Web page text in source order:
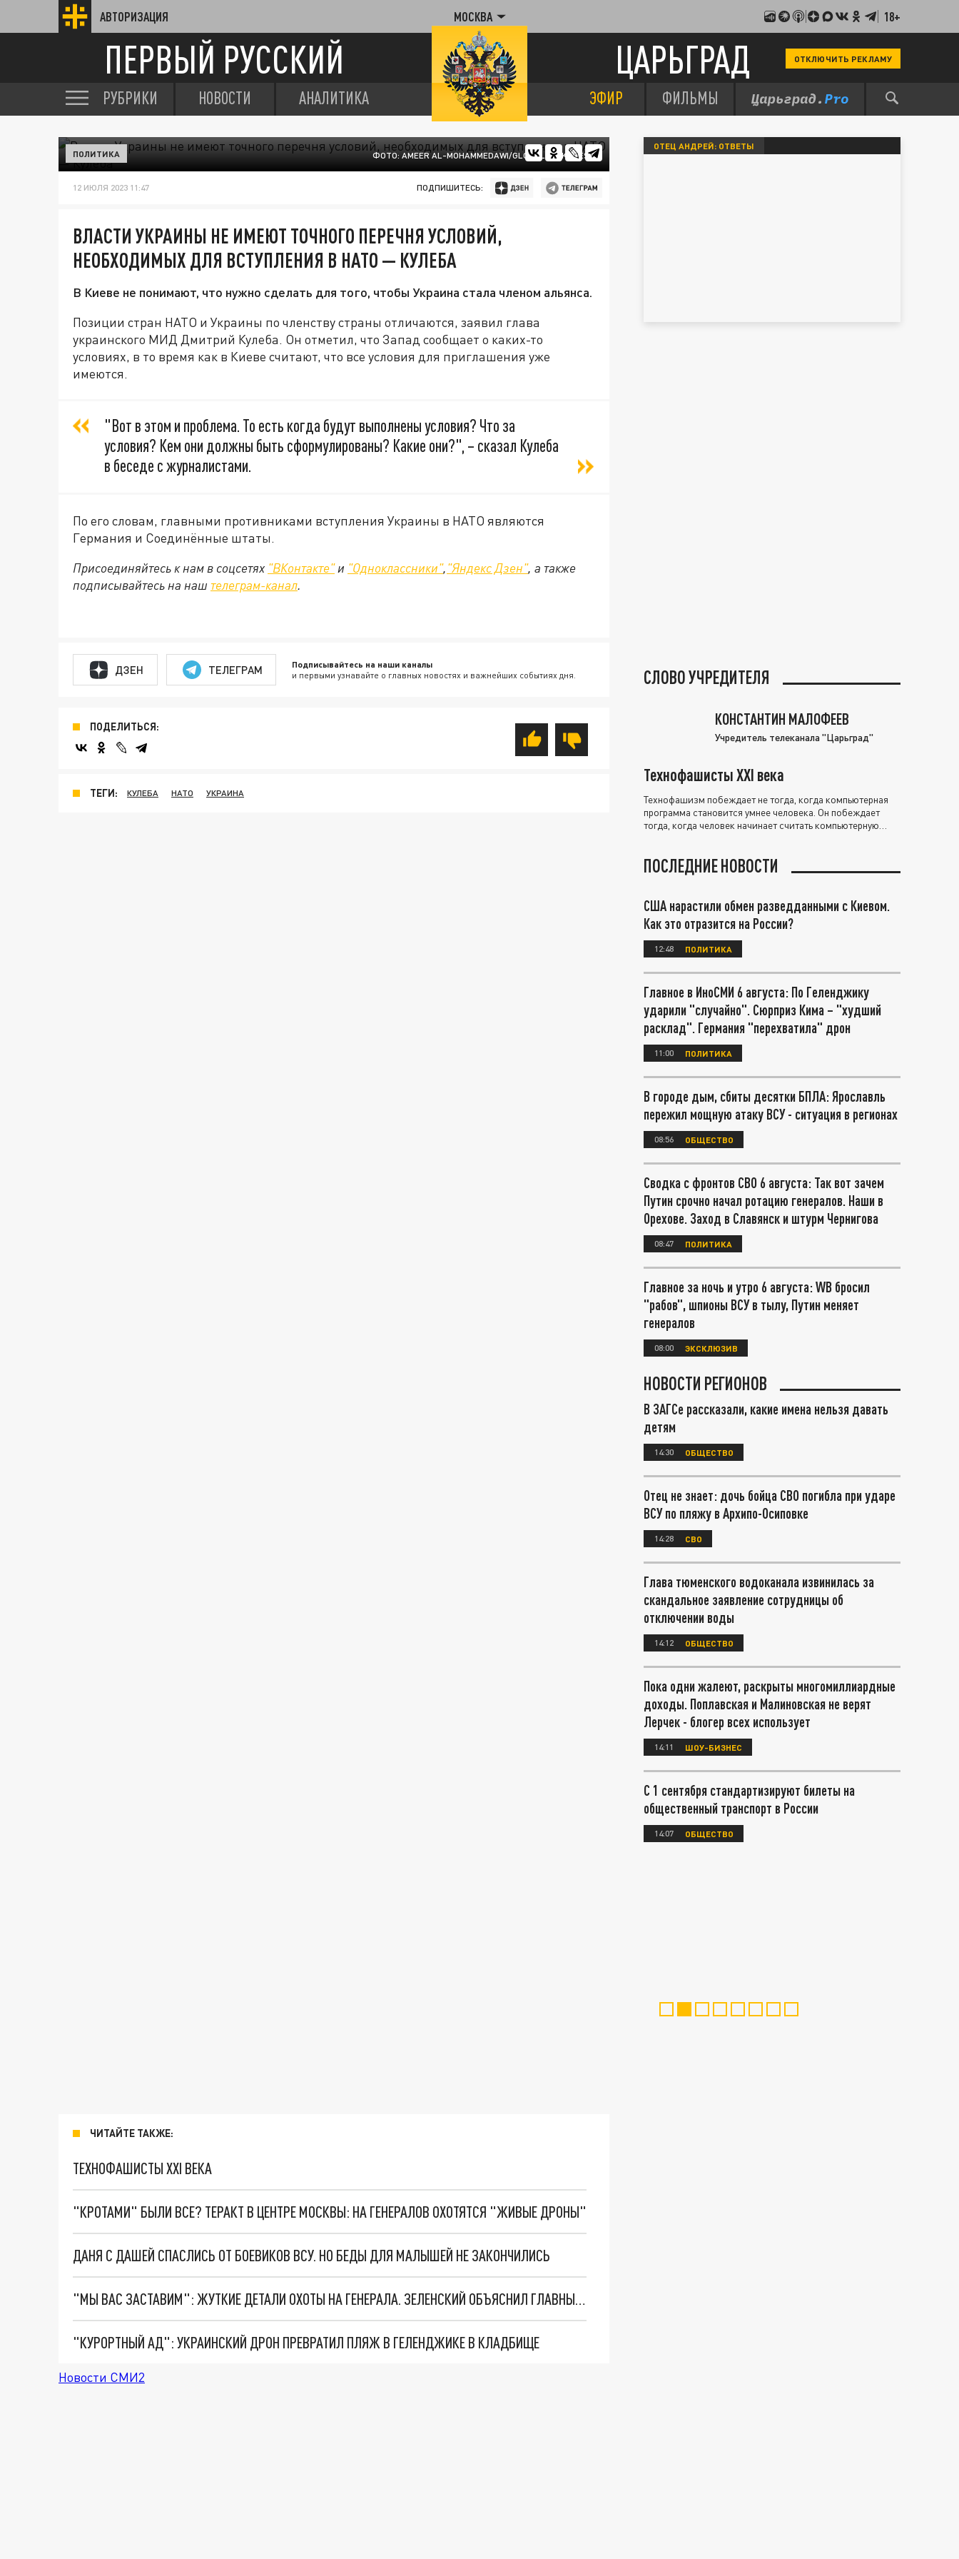
АВТОРИЗАЦИЯ МОСКВА 18+
ПЕРВЫЙ РУССКИЙ ЦАРЬГРАД ОТКЛЮЧИТЬ РЕКЛАМУ
РУБРИКИ НОВОСТИ АНАЛИТИКА ЭФИР ФИЛЬМЫ
ФОТО: AMEER AL-MOHAMMEDAWI/GLOBALLOOKPRESS
ПОЛИТИКА
12 ИЮЛЯ 2023 11:47 ПОДПИШИТЕСЬ:
ВЛАСТИ УКРАИНЫ НЕ ИМЕЮТ ТОЧНОГО ПЕРЕЧНЯ УСЛОВИЙ,
НЕОБХОДИМЫХ ДЛЯ ВСТУПЛЕНИЯ В НАТО — КУЛЕБА
В Киеве не понимают, что нужно сделать для того, чтобы Украина стала членом альянса.
Позиции стран НАТО и Украины по членству страны отличаются, заявил глава
украинского МИД Дмитрий Кулеба. Он отметил, что Запад сообщает о каких-то
условиях, в то время как в Киеве считают, что все условия для приглашения уже
имеются.
"Вот в этом и проблема. То есть когда будут выполнены условия? Что за
условия? Кем они должны быть сформулированы? Какие они?", – сказал Кулеба
в беседе с журналистами.
По его словам, главными противниками вступления Украины в НАТО являются
Германия и Соединённые штаты.
Присоединяйтесь к нам в соцсетях "ВКонтакте"и "Одноклассники","Яндекс Дзен", а также
подписывайтесь на наш телеграм-канал.
ДЗЕН ТЕЛЕГРАМ Подписывайтесь на наши каналы
и первыми узнавайте о главных новостях и важнейших событиях дня.
ПОДЕЛИТЬСЯ:
ТЕГИ: КУЛЕБА НАТО УКРАИНА
ЧИТАЙТЕ ТАКЖЕ:
ТЕХНОФАШИСТЫ XXI ВЕКА
"КРОТАМИ" БЫЛИ ВСЕ? ТЕРАКТ В ЦЕНТРЕ МОСКВЫ: НА ГЕНЕРАЛОВ ОХОТЯТСЯ "ЖИВЫЕ ДРОНЫ"
ДАНЯ С ДАШЕЙ СПАСЛИСЬ ОТ БОЕВИКОВ ВСУ. НО БЕДЫ ДЛЯ МАЛЫШЕЙ НЕ ЗАКОНЧИЛИСЬ
"МЫ ВАС ЗАСТАВИМ": ЖУТКИЕ ДЕТАЛИ ОХОТЫ НА ГЕНЕРАЛА. ЗЕЛЕНСКИЙ ОБЪЯСНИЛ ГЛАВНЫЙ СМЫСЛ ТЕРАКТА В ЦЕНТРЕ МОСКВЫ
"КУРОРТНЫЙ АД": УКРАИНСКИЙ ДРОН ПРЕВРАТИЛ ПЛЯЖ В ГЕЛЕНДЖИКЕ В КЛАДБИЩЕ
Новости СМИ2
ОТЕЦ АНДРЕЙ: ОТВЕТЫ
СЛОВО УЧРЕДИТЕЛЯ
КОНСТАНТИН МАЛОФЕЕВ
Учредитель телеканала "Царьград"
Технофашисты XXI века
Технофашизм побеждает не тогда, когда компьютерная
программа становится умнее человека. Он побеждает
тогда, когда человек начинает считать компьютерную
ПОСЛЕДНИЕ НОВОСТИ
США нарастили обмен разведданными с Киевом.
Как это отразится на России?
12:48 ПОЛИТИКА
Главное в ИноСМИ 6 августа: По Геленджику
ударили "случайно". Сюрприз Кима – "худший
расклад". Германия "перехватила" дрон
11:00 ПОЛИТИКА
В городе дым, сбиты десятки БПЛА: Ярославль
пережил мощную атаку ВСУ - ситуация в регионах
08:56 ОБЩЕСТВО
Сводка с фронтов СВО 6 августа: Так вот зачем
Путин срочно начал ротацию генералов. Наши в
Орехове. Заход в Славянск и штурм Чернигова
08:47 ПОЛИТИКА
Главное за ночь и утро 6 августа: WB бросил
"рабов", шпионы ВСУ в тылу, Путин меняет
генералов
08:00 ЭКСКЛЮЗИВ
НОВОСТИ РЕГИОНОВ
В ЗАГСе рассказали, какие имена нельзя давать
детям
14:30 ОБЩЕСТВО
Отец не знает: дочь бойца СВО погибла при ударе
ВСУ по пляжу в Архипо-Осиповке
14:28 СВО
Глава тюменского водоканала извинилась за
скандальное заявление сотрудницы об
отключении воды
14:12 ОБЩЕСТВО
Пока одни жалеют, раскрыты многомиллиардные
доходы. Поплавская и Малиновская не верят
Лерчек - блогер всех использует
14:11 ШОУ-БИЗНЕС
С 1 сентября стандартизируют билеты на
общественный транспорт в России
14:07 ОБЩЕСТВО